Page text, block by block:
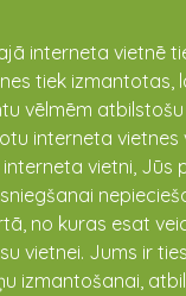
interneta vietnē
tiek izmantotas,
vēlmēm
interneta vietnes
vietni, Jūs
no kuras esat
vietnei. Jums ir
izmantošanai,